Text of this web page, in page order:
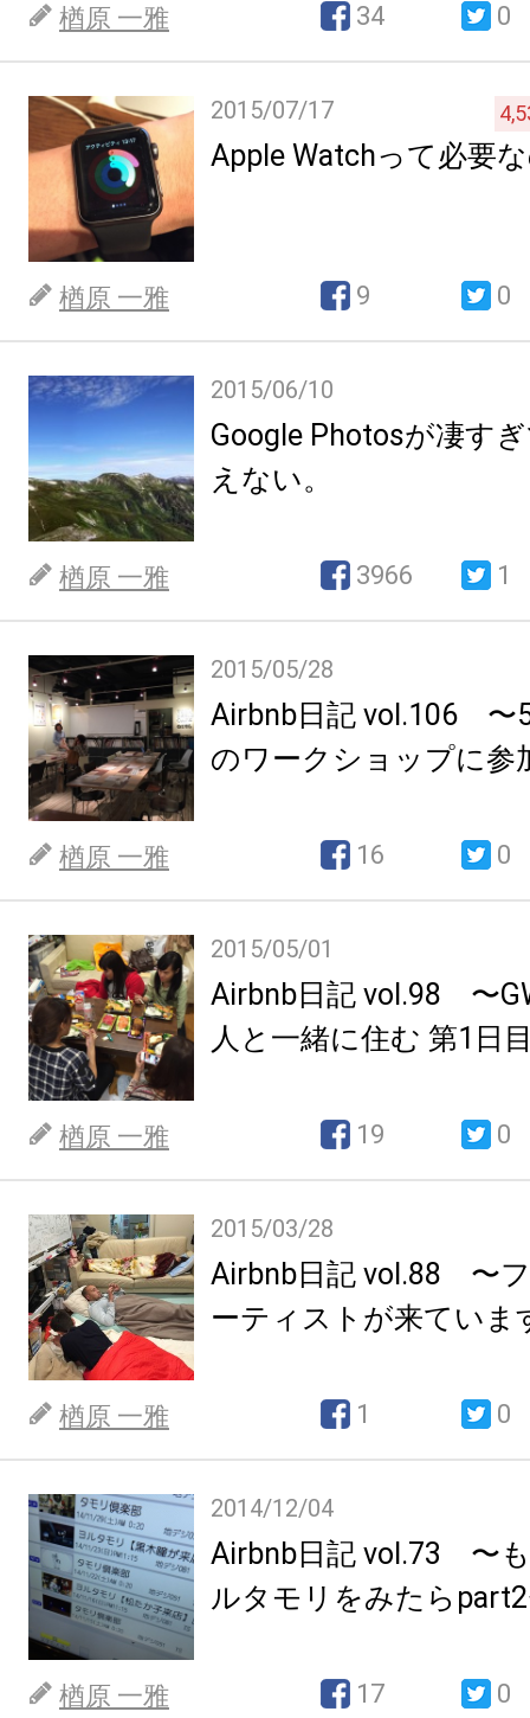
楢原 一雅 34 0
2015/07/17
Apple Watchって必要
楢原 一雅 9 0
2015/06/10
Google Photosが凄す
えない。
楢原 一雅 3966 1
2015/05/28
Airbnb日記 vol.106 〜
のワークショップに参
楢原 一雅 16 0
2015/05/01
Airbnb日記 vol.98 〜
人と一緒に住む 第1日
楢原 一雅 19 0
2015/03/28
Airbnb日記 vol.88 〜
ーティストが来ていま
楢原 一雅 1 0
2014/12/04
Airbnb日記 vol.73 〜
ルタモリをみたら
楢原 一雅 17 0